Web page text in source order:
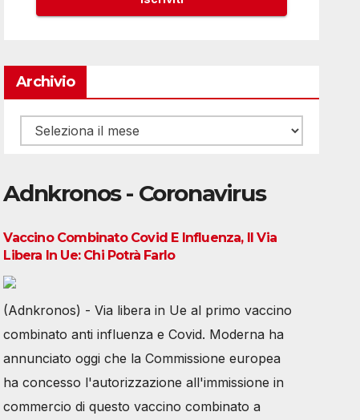
Archivio
Archivio
Adnkronos - Coronavirus
Vaccino Combinato Covid E Influenza, Il Via
Libera In Ue: Chi Potrà Farlo
(Adnkronos) - Via libera in Ue al primo vaccino
combinato anti influenza e Covid. Moderna ha
annunciato oggi che la Commissione europea
ha concesso l'autorizzazione all'immissione in
commercio di questo vaccino combinato a